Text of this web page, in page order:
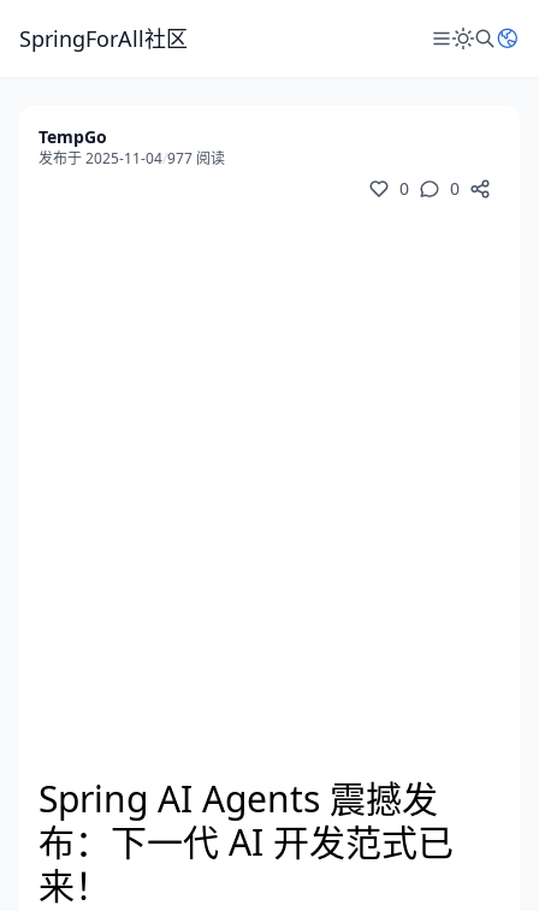
SpringForAll社区
TempGo
发布于 2025-11-04/977 阅读
0 0
Spring AI Agents 震撼发
布：下一代 AI 开发范式已
来！